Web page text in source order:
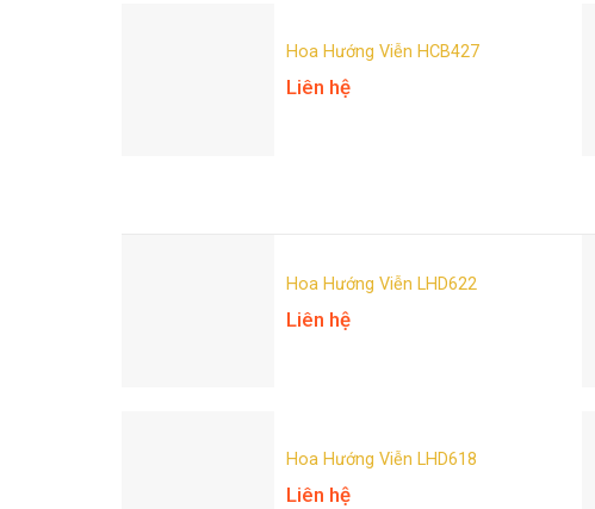
Hoa Hướng Viễn HCB427
Liên hệ
Hoa Hướng Viễn LHD622
Liên hệ
Hoa Hướng Viễn LHD618
Liên hệ